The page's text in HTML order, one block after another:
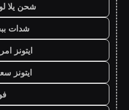
شحن يلا
شدات
ايتونز
ايتونز